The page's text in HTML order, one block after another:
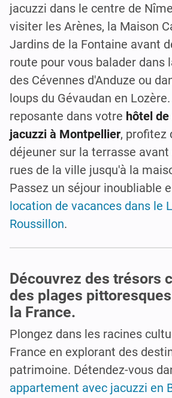
jacuzzi dans le centre de
visiter les Arènes, la Maison
Jardins de la Fontaine avant
route pour vous balader dans
des Cévennes d'Anduze ou
loups du Gévaudan en
reposante dans votre hôtel
jacuzzi à Montpellier, profitez
déjeuner sur la terrasse
rues de la ville jusqu'à la
Passez un séjour inoubliable
location de vacances dans le
Roussillon.
Découvrez des trésors
des plages
la France.
Plongez dans les racines
France en explorant des
patrimoine. Détendez-vous
appartement avec jacuzzi en